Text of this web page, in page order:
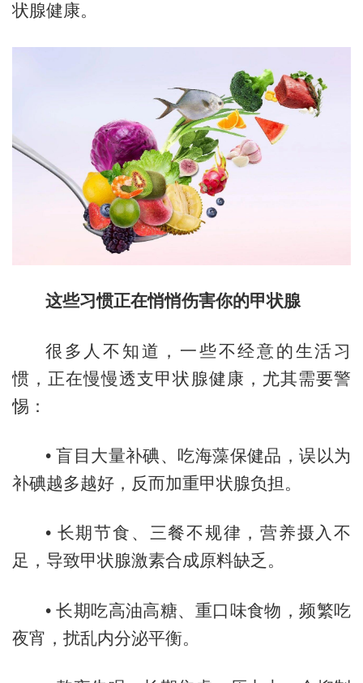
状腺健康。
这些习惯正在悄悄伤害你的甲状腺
很多人不知道，一些不经意的生活习
惯，正在慢慢透支甲状腺健康，尤其需要警
惕：
•盲目大量补碘、吃海藻保健品，误以为
补碘越多越好，反而加重甲状腺负担。
• 长期节食、三餐不规律，营养摄入不
足，导致甲状腺激素合成原料缺乏。
•长期吃高油高糖、重口味食物，频繁吃
夜宵，扰乱内分泌平衡。